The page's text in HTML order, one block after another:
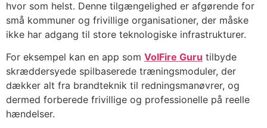
hvor som helst. Denne tilgængelighed er afgørende for
små kommuner og frivillige organisationer, der måske
ikke har adgang til store teknologiske infrastrukturer.
For eksempel kan en app som VolFire Guru tilbyde
skræddersyede spilbaserede træningsmoduler, der
dækker alt fra brandteknik til redningsmanøvrer, og
dermed forberede frivillige og professionelle på reelle
hændelser.